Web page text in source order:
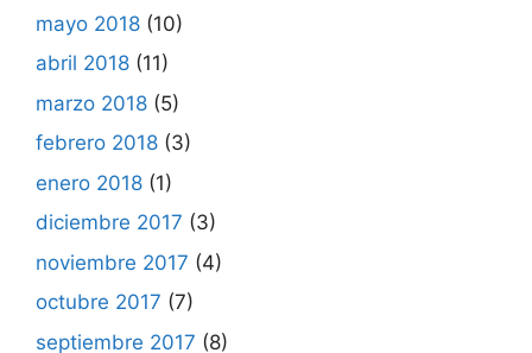
mayo 2018 (10)
abril 2018 (11)
marzo 2018 (5)
febrero 2018 (3)
enero 2018 (1)
diciembre 2017 (3)
noviembre 2017 (4)
octubre 2017 (7)
septiembre 2017 (8)